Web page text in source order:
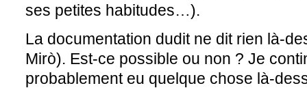
ses petites habitudes…).
La documentation dudit ne dit rien là-
Mirò). Est-ce possible ou non ? Je
probablement eu quelque chose là-